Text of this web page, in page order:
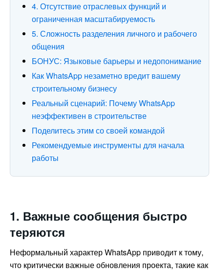
4. Отсутствие отраслевых функций и
ограниченная масштабируемость
5. Сложность разделения личного и рабочего
общения
БОНУС: Языковые барьеры и недопонимание
Как WhatsApp незаметно вредит вашему
строительному бизнесу
Реальный сценарий: Почему WhatsApp
неэффективен в строительстве
Поделитесь этим со своей командой
Рекомендуемые инструменты для начала
работы
1. Важные сообщения быстро
теряются
Неформальный характер WhatsApp приводит к тому,
что критически важные обновления проекта, такие как